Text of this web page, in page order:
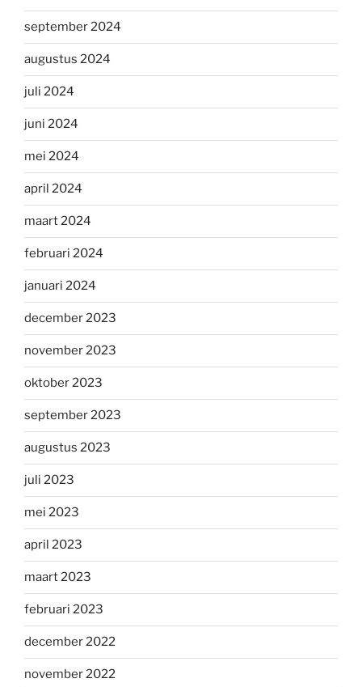
september 2024
augustus 2024
juli 2024
juni 2024
mei 2024
april 2024
maart 2024
februari 2024
januari 2024
december 2023
november 2023
oktober 2023
september 2023
augustus 2023
juli 2023
mei 2023
april 2023
maart 2023
februari 2023
december 2022
november 2022